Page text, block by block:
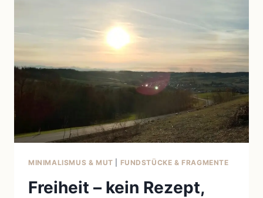
MINIMALISMUS & MUT FUNDSTÜCKE & FRAGMENTE
Freiheit – kein Rezept,